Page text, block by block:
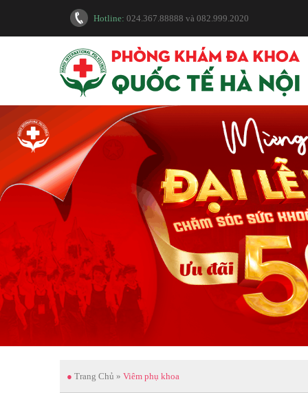
Hotline: 024.367.88888 và 082.999.2020
● Trang Chủ » Viêm phụ khoa